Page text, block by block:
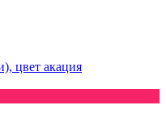
цвет акация